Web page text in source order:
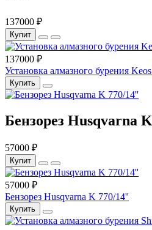
137000 ₽
Купит
137000 ₽
Установка алмазного бурения
Купить
Бензорез Husqvarna
57000 ₽
Купит
57000 ₽
Бензорез Husqvarna K 770/14''
Купить